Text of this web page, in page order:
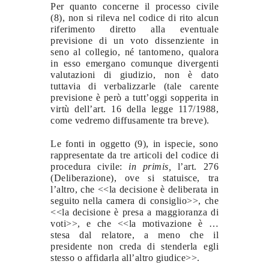
Per quanto concerne il processo civile
(8), non si rileva nel codice di rito alcun
riferimento diretto alla eventuale
previsione di un voto dissenziente in
seno al collegio, né tantomeno, qualora
in esso emergano comunque divergenti
valutazioni di giudizio, non è dato
tuttavia di verbalizzarle (tale carente
previsione è però a tutt’oggi sopperita in
virtù dell’art. 16 della legge 117/1988,
come vedremo diffusamente tra breve).
Le fonti in oggetto (9), in ispecie, sono
rappresentate da tre articoli del codice di
procedura civile: in primis,
l’art. 276
(Deliberazione), ove si statuisce, tra
l’altro, che <<la decisione è deliberata in
seguito nella camera di consiglio>>, che
<<la decisione è presa a maggioranza di
voti>>, e che <<la motivazione è …
stesa dal relatore, a meno che il
presidente non creda di stenderla egli
stesso o affidarla all’altro giudice>>.